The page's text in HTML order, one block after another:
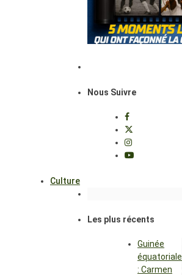
Nous Suivre
Culture
Les plus récents
Guinée
équatoriale
: Carmen